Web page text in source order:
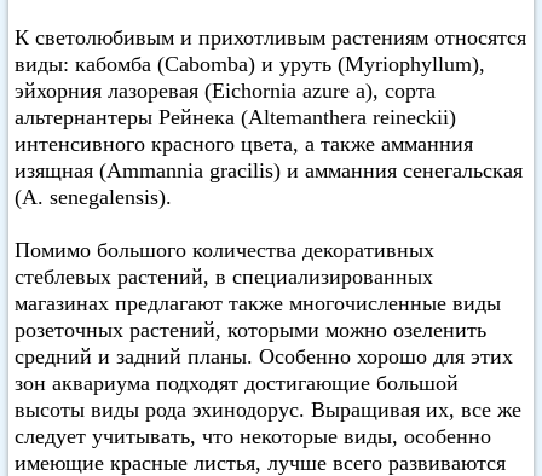
К светолюбивым и прихотливым растениям относятся
виды: кабомба (Cabomba) и уруть (Myriophyllum),
эйхорния лазоревая (Eichornia azure а), сорта
альтернантеры Рейнека (Altemanthera reineckii)
интенсивного красного цвета, а также амманния
изящная (Ammannia gracilis) и амманния сенегальская
(А. senegalensis).
Помимо большого количества декоративных
стеблевых растений, в специализированных
магазинах предлагают также многочисленные виды
розеточных растений, которыми можно озеленить
средний и задний планы. Особенно хорошо для этих
зон аквариума подходят достигающие большой
высоты виды рода эхинодорус. Выращивая их, все же
следует учитывать, что некоторые виды, особенно
имеющие красные листья, лучше всего развиваются